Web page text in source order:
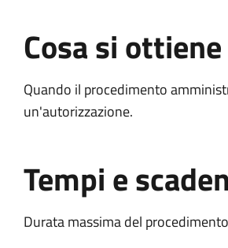
Cosa si ottiene
Quando il procedimento
un'autorizzazione.
Tempi e
Durata massima del